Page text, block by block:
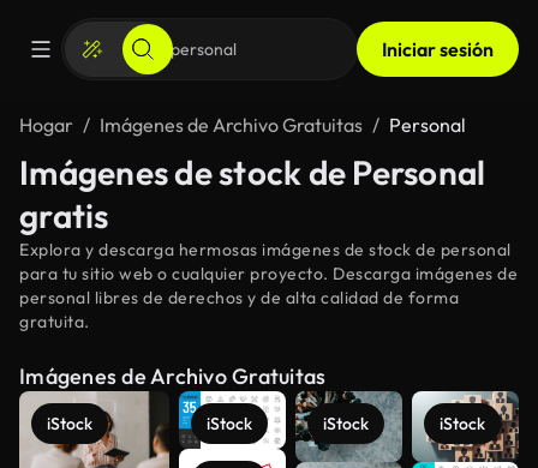
Iniciar sesión
Hogar Imágenes de Archivo Gratuitas Personal
Imágenes de stock de Personal
gratis
Explora y descarga hermosas imágenes de stock de personal
para tu sitio web o cualquier proyecto. Descarga imágenes de
personal libres de derechos y de alta calidad de forma
gratuita.
Imágenes de Archivo Gratuitas
iStock iStock iStock iStock